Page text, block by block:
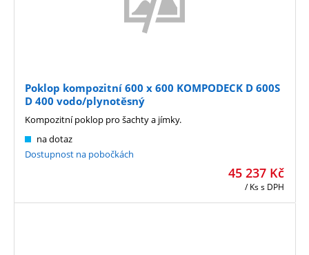
Poklop kompozitní 600 x 600 KOMPODECK D 600S
D 400 vodo/plynotěsný
45 237 Kč
/ Kss DPH
na dotaz
Dostupnost na pobočkách
Kompozitní poklop pro šachty a jímky.